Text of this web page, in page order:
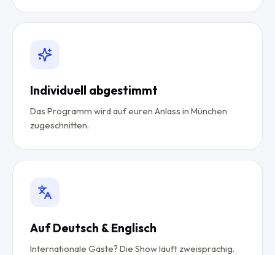
Individuell abgestimmt
Das Programm wird auf euren Anlass in München
zugeschnitten.
Auf Deutsch & Englisch
Internationale Gäste? Die Show läuft zweisprachig.